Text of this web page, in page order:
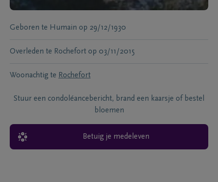
Geboren te Humain op 29/12/1930
Overleden te Rochefort op 03/11/2015
Woonachtig te Rochefort
Stuur een condoléancebericht, brand een kaarsje of bestel
bloemen
Betuig je medeleven